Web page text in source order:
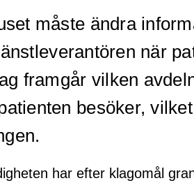
måste ändra
när
framgår vilken
besöker,
har efter klagomål